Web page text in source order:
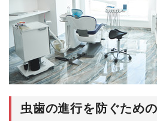
虫歯の進行を防ぐため